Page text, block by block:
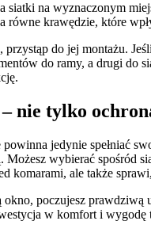
na wyznaczonym
krawędzie, które
do jej montażu.
do ramy, a drugi do
nie tylko
jedynie spełniać
Możesz wybierać spośród
komarami, ale także
okno, poczujesz
w komfort i wygodę